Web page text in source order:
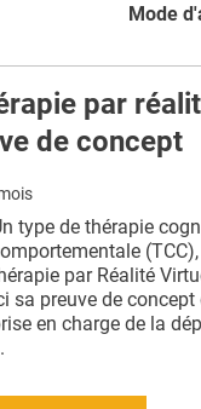
Mode
par
de concept
type de thérapie
par Réalité
sa preuve de concept
en charge de la